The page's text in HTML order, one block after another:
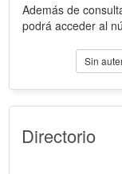
Además de
podrá acceder al
Sin
Directorio